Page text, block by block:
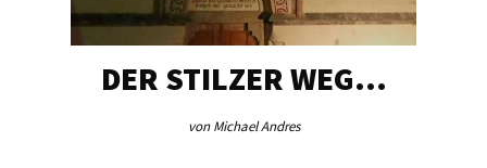
DER STILZER WEG…
von Michael Andres